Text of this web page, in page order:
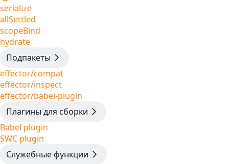
serialize
allSettled
scopeBind
hydrate
Подпакеты
effector/compat
effector/inspect
effector/babel-plugin
Плагины для сборки
Babel plugin
SWC plugin
Служебные функции